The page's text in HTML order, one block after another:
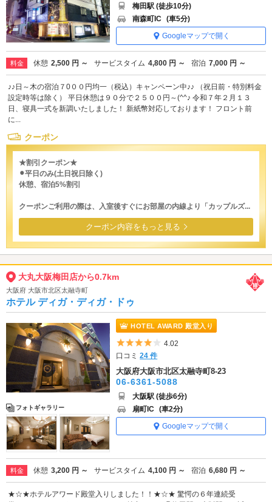
梅田駅 (徒歩10分)
南森町IC (車5分)
Googleマップで開く
料金 休憩 2,500 円 ～ サービスタイム 4,800 円 ～ 宿泊 7,000 円 ～
♪♪日～木の宿泊７0００円均一（税込）キャンペーン中♪♪ （祝日前・特別料金
設定時等は除く） 平日休憩は９０分で２５００円～(^^♪ 令和７年２月１３
日、寝具一式を新調いたしました！ 新紙幣対応しております！ フロント前
に...
クーポン
★割引クーポン★
⚫︎平日のみ(土日祝日除く)
休憩、宿泊5%割引
クーポンご利用の際は、入室後すぐにお部屋の内線より「カップルズ...
クーポン内容をもっと見る
大丸大阪梅田店から0.7km
大阪府 大阪市北区太融寺町
ホテル ディガ・ディガ・ドゥ
フォトギャラリー
HOTEL AWARD 殿堂入り
5つ星のうち4
4.02
口コミ24 件
大阪府大阪市北区太融寺町8-23
06-6361-5088
大阪駅 (徒歩6分)
扇町IC (車2分)
Googleマップで開く
料金 休憩 3,200 円 ～ サービスタイム 4,100 円 ～ 宿泊 6,680 円 ～
★☆★ホテルアワード殿堂入りしました！！★☆★ 驚愕の６年連続受